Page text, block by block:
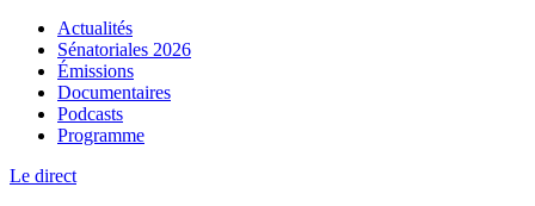
Actualités
Sénatoriales 2026
Émissions
Documentaires
Podcasts
Programme
Le direct